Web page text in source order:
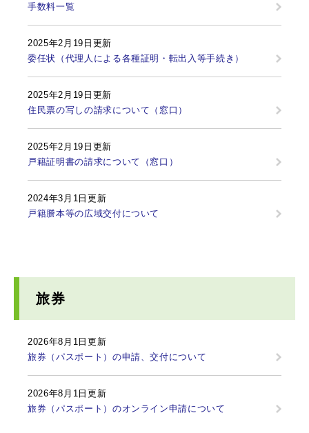
手数料一覧
2025年2月19日更新
委任状（代理人による各種証明・転出入等手続き）
2025年2月19日更新
住民票の写しの請求について（窓口）
2025年2月19日更新
戸籍証明書の請求について（窓口）
2024年3月1日更新
戸籍謄本等の広域交付について
旅券
2026年8月1日更新
旅券（パスポート）の申請、交付について
2026年8月1日更新
旅券（パスポート）のオンライン申請について